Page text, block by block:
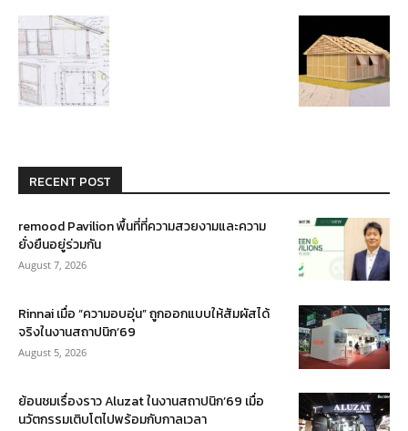
RECENT POST
remood Pavilion พื้นที่ที่ความสวยงามและความ
ยั่งยืนอยู่ร่วมกัน
August 7, 2026
Rinnai เมื่อ “ความอบอุ่น” ถูกออกแบบให้สัมผัสได้
จริงในงานสถาปนิก’69
August 5, 2026
ย้อนชมเรื่องราว Aluzat ในงานสถาปนิก’69 เมื่อ
นวัตกรรมเติบโตไปพร้อมกับกาลเวลา